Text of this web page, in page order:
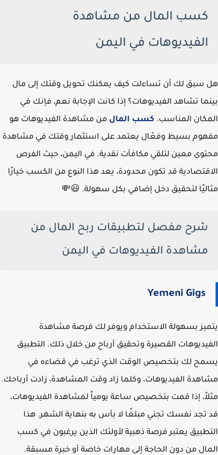
كسب المال من مشاهدة
الفيديوهات في اليمن
هل سبق لك أن تساءلت كيف يمكنك تحويل وقتك إلى مال
بينما تشاهد الفيديوهات؟ إذا كانت الإجابة نعم، فإنك في
المكان المناسب. كسب المال من مشاهدة الفيديوهات هو
مفهوم بسيط وفعّال يعتمد على استثمار وقتك في مشاهدة
محتوى معين لتلقي مكافآت نقدية. في اليمن، حيث الفرص
الاقتصادية قد تكون محدودة، يعد هذا النوع من الكسب خيارًا
مثاليًا لتحقيق دخل إضافي بكل سهولة. 😃💸
شرح مفصل لتطبيقات ربح المال من
مشاهدة الفيديوهات في اليمن
Yemeni Gigs
يتميز بسهولة الاستخدام ويوفر لك فرصة مشاهدة
الفيديوهات القصيرة وتحقيق أرباح من خلال ذلك. التطبيق
يسمح لك بتخصيص الوقت الذي ترغب في قضاءه في
مشاهدة الفيديوهات، وكلما زاد وقت المشاهدة، زادت أرباحك.
مثلاً، إذا قمت بتخصيص ساعة يومياً لمشاهدة الفيديوهات،
قد تجد نفسك تجني مبلغًا لا بأس به بنهاية الشهر. هذا
التطبيق يعتبر فرصة ذهبية لأولئك الذين يرغبون في كسب
المال من دون الحاجة إلى مهارات خاصة أو خبرة مسبقة.